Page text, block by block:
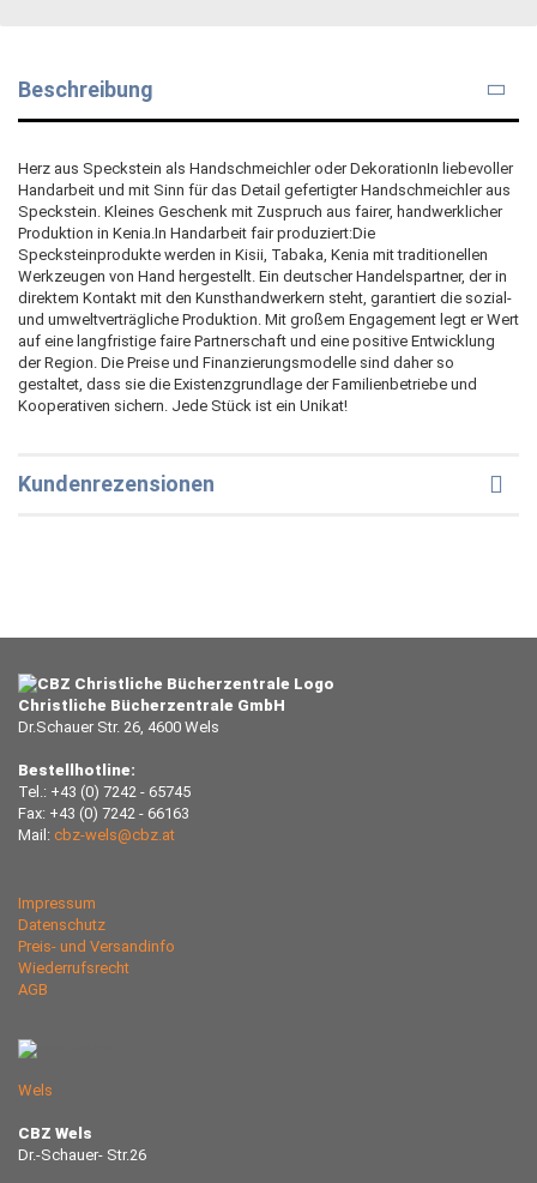
Beschreibung
Herz aus Speckstein als Handschmeichler oder DekorationIn liebevoller
Handarbeit und mit Sinn für das Detail gefertigter Handschmeichler aus
Speckstein. Kleines Geschenk mit Zuspruch aus fairer, handwerklicher
Produktion in Kenia.In Handarbeit fair produziert:Die
Specksteinprodukte werden in Kisii, Tabaka, Kenia mit traditionellen
Werkzeugen von Hand hergestellt. Ein deutscher Handelspartner, der in
direktem Kontakt mit den Kunsthandwerkern steht, garantiert die sozial-
und umweltverträgliche Produktion. Mit großem Engagement legt er Wert
auf eine langfristige faire Partnerschaft und eine positive Entwicklung
der Region. Die Preise und Finanzierungsmodelle sind daher so
gestaltet, dass sie die Existenzgrundlage der Familienbetriebe und
Kooperativen sichern. Jede Stück ist ein Unikat!
Kundenrezensionen
Christliche Bücherzentrale GmbH
Dr.Schauer Str. 26, 4600 Wels
Bestellhotline:
Tel.: +43 (0) 7242 - 65745
Fax: +43 (0) 7242 - 66163
Mail: cbz-wels@cbz.at
Impressum
Datenschutz
Preis- und Versandinfo
Wiederrufsrecht
AGB
Wels
CBZ Wels
Dr.-Schauer- Str.26